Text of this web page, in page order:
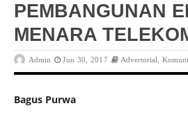
PEMBANGUNAN
MENARA
Admin Jun 30, 2017 Advertorial,
Bagus Purwa